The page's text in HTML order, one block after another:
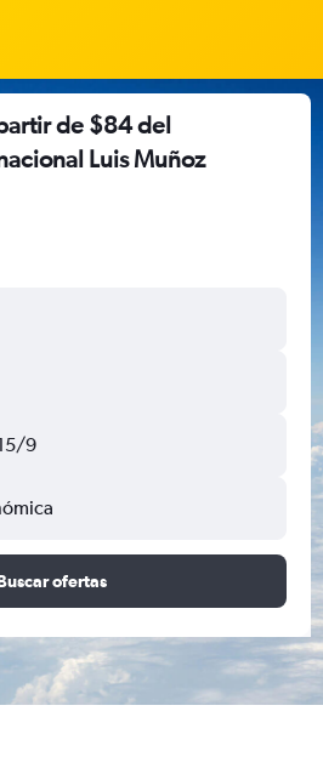
de $84 del
Luis Muñoz
9
ofertas